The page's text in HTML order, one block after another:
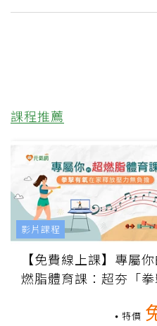
課程推薦
【免費線上課】專屬
燃脂體育課：超夯「拳
特價
影片課程